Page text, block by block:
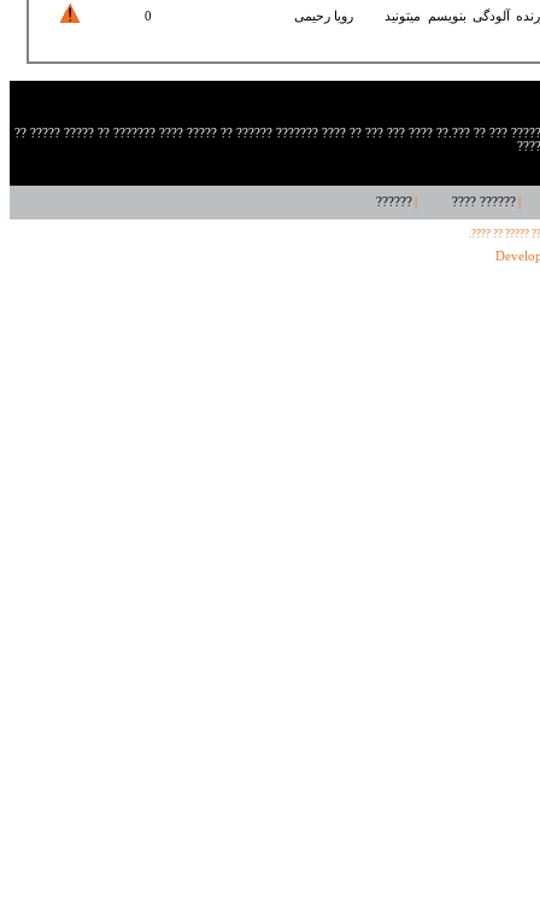
آلودگی بنویسم میتونید رویا رحیمی 0
??? ???? ?? ??? 1386 ?? ??? ????? ?? ??????? ??? ??????? ?????? ????? ??? ?? ???.?? ???? ??? ??? ?? ????
?????? ????
??????
© ???? ???? ???